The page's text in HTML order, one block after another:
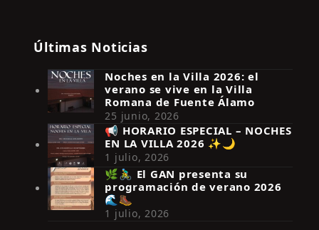
Síguenos en Instagram
Últimas Noticias
Noches en la Villa 2026: el
verano se vive en la Villa
Romana de Fuente Álamo
25 junio, 2026
📢 HORARIO ESPECIAL – NOCHES
EN LA VILLA 2026 ✨🌙
1 julio, 2026
🌿🚴‍♂️ El GAN presenta su
programación de verano 2026
🌊🥾
1 julio, 2026